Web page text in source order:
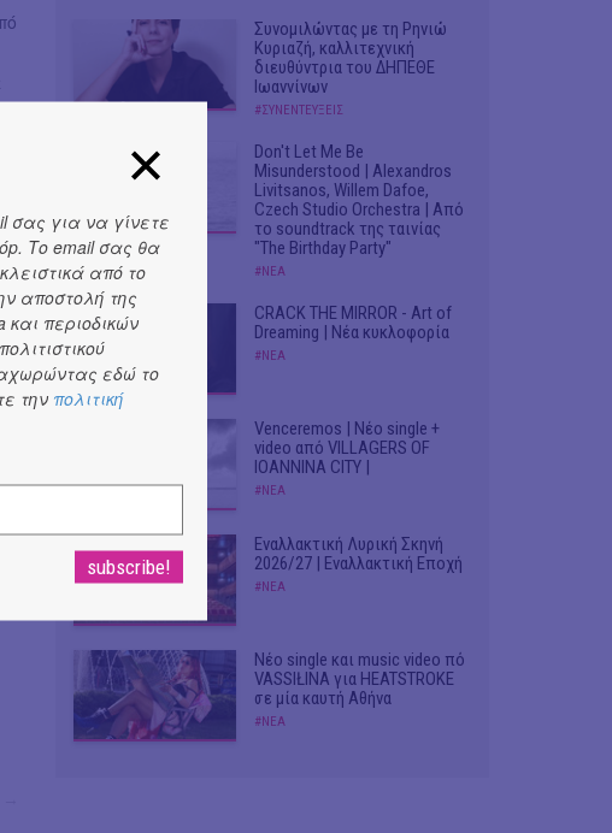
Συνομιλώντας με τη Ρηνιώ
Κυριαζή, καλλιτεχνική
διευθύντρια του ΔΗΠΕΘΕ
Ιωαννίνων
#ΣΥΝΕΝΤΕΥΞΕΙΣ
Don't Let Me Be
Misunderstood | Alexandros
Livitsanos, Willem Dafoe,
Czech Studio Orchestra | Από
το soundtrack της ταινίας
"The Birthday Party"
#ΝΕΑ
CRACK THE MIRROR - Art of
Dreaming | Νέα κυκλοφορία
#ΝΕΑ
Venceremos | Νέο single +
video από VILLAGERS OF
IOANNINA CITY |
#ΝΕΑ
Εναλλακτική Λυρική Σκηνή
2026/27 | Εναλλακτική Εποχή
#ΝΕΑ
Νέο single και music video πό
VASSIŁINA για HEATSTROKE
σε μία καυτή Αθήνα
#ΝΕΑ
σας για να γίνετε
Το email σας θα
από το
αποστολή της
περιοδικών
εδώ το
την πολιτική